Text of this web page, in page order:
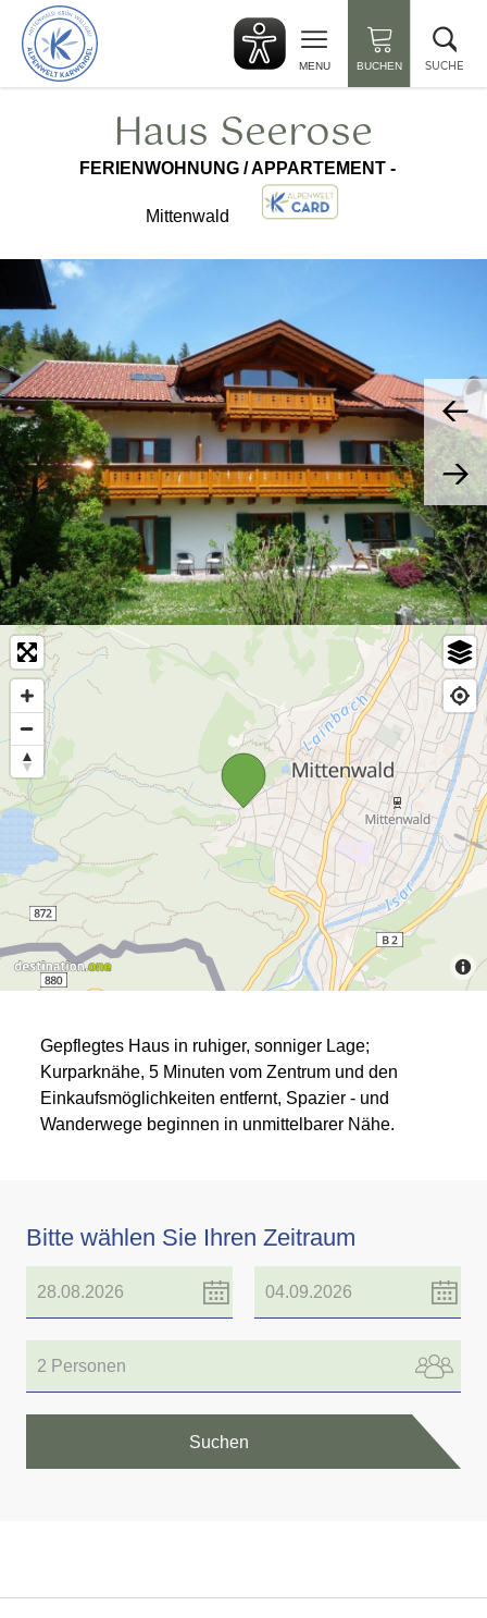
zurück
zur
Startseite
MENU BUCHEN SUCHE
Haus Seerose
FERIENWOHNUNG / APPARTEMENT -
Mittenwald
Gepflegtes Haus in ruhiger, sonniger Lage;
Kurparknähe, 5 Minuten vom Zentrum und den
Einkaufsmöglichkeiten entfernt, Spazier - und
Wanderwege beginnen in unmittelbarer Nähe.
Bitte wählen Sie Ihren Zeitraum
2 Personen
Suchen